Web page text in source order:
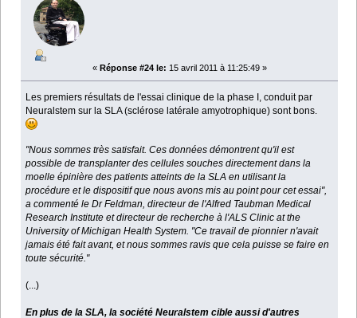
« Réponse #24 le: 15 avril 2011 à 11:25:49 »
Les premiers résultats de l'essai clinique de la phase I, conduit par
Neuralstem sur la SLA (sclérose latérale amyotrophique) sont bons.
"Nous sommes très satisfait. Ces données démontrent qu'il est
possible de transplanter des cellules souches directement dans la
moelle épinière des patients atteints de la SLA en utilisant la
procédure et le dispositif que nous avons mis au point pour cet essai",
a commenté le Dr Feldman, directeur de l'Alfred Taubman Medical
Research Institute et directeur de recherche à l'ALS Clinic at the
University of Michigan Health System. "Ce travail de pionnier n'avait
jamais été faitavant, et nous sommes ravis que cela puisse se faire en
toute sécurité."
(...)
En plus de la SLA, la société Neuralstem cible aussi d'autres